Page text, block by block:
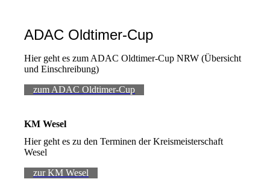
ADAC Oldtimer-Cup
Hier geht es zum ADAC Oldtimer-Cup NRW (Übersicht
und Einschreibung)
zum ADAC Oldtimer-Cup
KM Wesel
Hier geht es zu den Terminen der Kreismeisterschaft
Wesel
zur KM Wesel